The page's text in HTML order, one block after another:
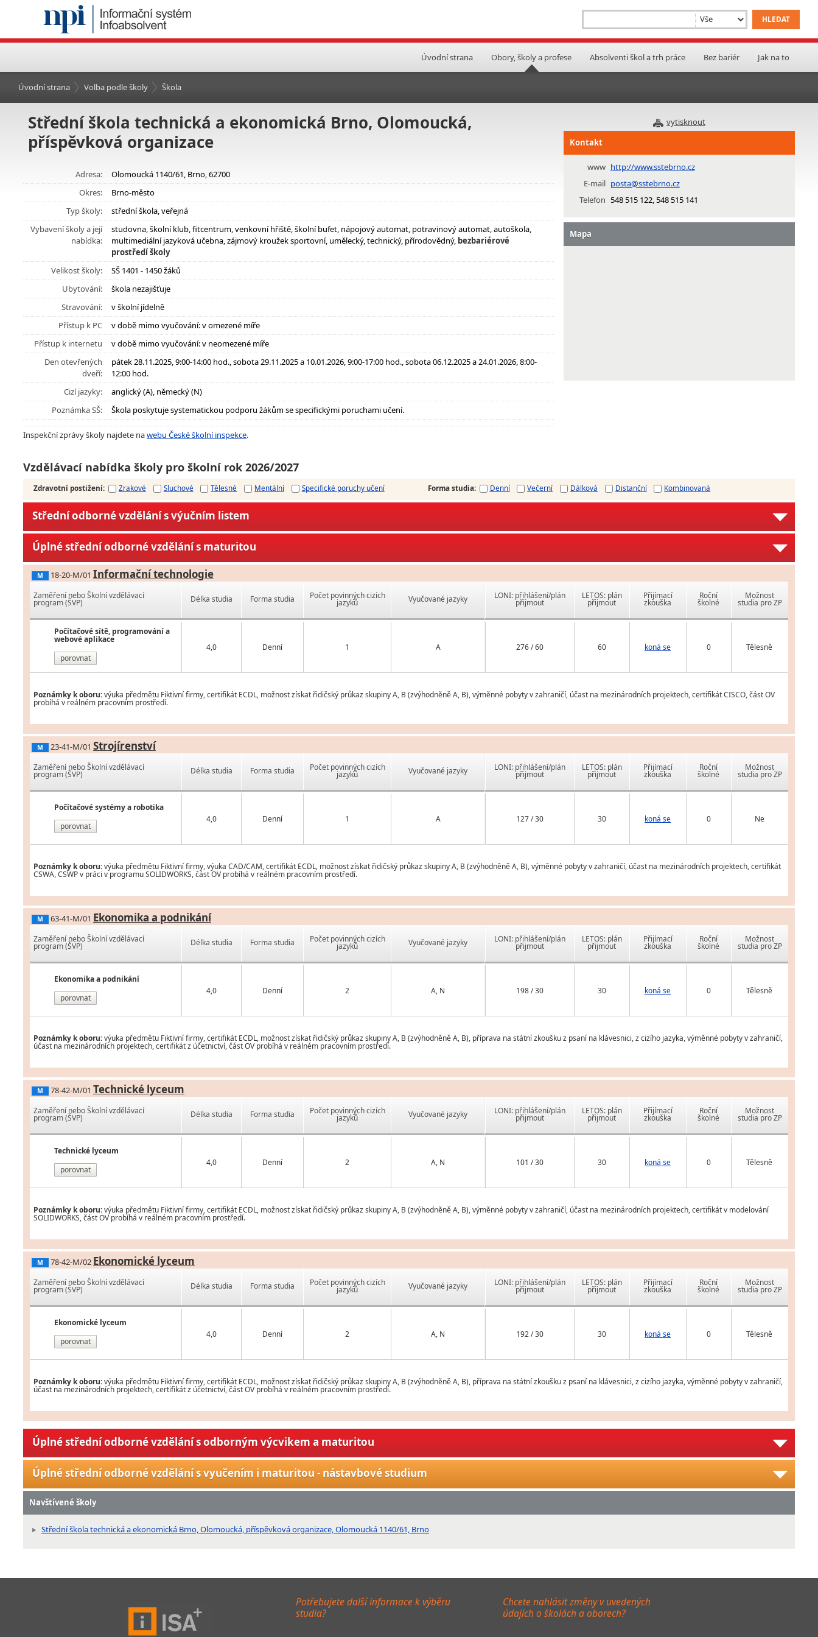
Úvodní strana Obory, školy a profese Absolventi škol a trh práce Bez bariér Jak na to
Úvodní strana Volba podle školy Škola
vytisknout
Střední škola technická a ekonomická Brno, Olomoucká,
příspěvková organizace
Adresa:
Olomoucká 1140/61, Brno, 62700
Okres:
Brno-město
Typ školy:
střední škola, veřejná
Vybavení školy a její
nabídka:
studovna, školní klub, fitcentrum, venkovní hřiště, školní bufet, nápojový automat, potravinový automat, autoškola,
multimediální jazyková učebna, zájmový kroužek sportovní, umělecký, technický, přírodovědný, bezbariérové
prostředí školy
Velikost školy:
SŠ 1401 - 1450 žáků
Ubytování:
škola nezajišťuje
Stravování:
v školní jídelně
Přístup k PC
v době mimo vyučování: v omezené míře
Přístup k internetu
v době mimo vyučování: v neomezené míře
Den otevřených
dveří:
pátek 28.11.2025, 9:00-14:00 hod., sobota 29.11.2025 a 10.01.2026, 9:00-17:00 hod., sobota 06.12.2025 a 24.01.2026, 8:00-
12:00 hod.
Cizí jazyky:
anglický (A), německý (N)
Poznámka SŠ:
Škola poskytuje systematickou podporu žákům se specifickými poruchami učení.
Inspekční zprávy školy najdete nawebu České školní inspekce.
Kontakt
www http://www.sstebrno.cz
E-mail posta@sstebrno.cz
Telefon 548 515 122, 548 515 141
Mapa
Vzdělávací nabídka školy pro školní rok 2026/2027
Zdravotní postižení: Zrakové Sluchové Tělesné Mentální Specifické poruchy učení Forma studia: Denní Večerní Dálková Distanční Kombinovaná
Střední odborné vzdělání s výučním listem
Úplné střední odborné vzdělání s maturitou
M 18-20-M/01 Informační technologie
Zaměření nebo Školní vzdělávací
program (ŠVP)
Počítačové sítě, programování a
webové aplikace
porovnat
Délka studia Forma studia Počet povinných cizích
jazyků Vyučované jazyky
4,0 Denní 1 A
LONI: přihlášení/plán
přijmout
LETOS: plán
přijmout
Přijímací
zkouška
Roční
školné
Možnost
studia pro ZP
276 / 60 60 koná se 0 Tělesně
Poznámky k oboru:výuka předmětu Fiktivní firmy, certifikát ECDL, možnost získat řidičský průkaz skupiny A, B (zvýhodněně A, B), výměnné pobyty v zahraničí, účast na mezinárodních projektech, certifikát CISCO, část OV
probíhá v reálném pracovním prostředí.
M 23-41-M/01 Strojírenství
Zaměření nebo Školní vzdělávací
program (ŠVP)
Počítačové systémy a robotika
porovnat
Délka studia Forma studia Počet povinných cizích
jazyků Vyučované jazyky
4,0 Denní 1 A
LONI: přihlášení/plán
přijmout
LETOS: plán
přijmout
Přijímací
zkouška
Roční
školné
Možnost
studia pro ZP
127 / 30 30 koná se 0 Ne
Poznámky k oboru:výuka předmětu Fiktivní firmy, výuka CAD/CAM, certifikát ECDL, možnost získat řidičský průkaz skupiny A, B (zvýhodněně A, B), výměnné pobyty v zahraničí, účast na mezinárodních projektech, certifikát
CSWA, CSWP v práci v programu SOLIDWORKS, část OV probíhá v reálném pracovním prostředí.
M 63-41-M/01 Ekonomika a podnikání
Zaměření nebo Školní vzdělávací
program (ŠVP)
Ekonomika a podnikání
porovnat
Délka studia Forma studia Počet povinných cizích
jazyků Vyučované jazyky
4,0 Denní 2 A, N
LONI: přihlášení/plán
přijmout
LETOS: plán
přijmout
Přijímací
zkouška
Roční
školné
Možnost
studia pro ZP
198 / 30 30 koná se 0 Tělesně
Poznámky k oboru:výuka předmětu Fiktivní firmy, certifikát ECDL, možnost získat řidičský průkaz skupiny A, B (zvýhodněně A, B), příprava na státní zkoušku z psaní na klávesnici, z cizího jazyka, výměnné pobyty v zahraničí,
účast na mezinárodních projektech, certifikát z účetnictví, část OV probíhá v reálném pracovním prostředí.
M 78-42-M/01 Technické lyceum
Zaměření nebo Školní vzdělávací
program (ŠVP)
Technické lyceum
porovnat
Délka studia Forma studia Počet povinných cizích
jazyků Vyučované jazyky
4,0 Denní 2 A, N
LONI: přihlášení/plán
přijmout
LETOS: plán
přijmout
Přijímací
zkouška
Roční
školné
Možnost
studia pro ZP
101 / 30 30 koná se 0 Tělesně
Poznámky k oboru:výuka předmětu Fiktivní firmy, certifikát ECDL, možnost získat řidičský průkaz skupiny A, B (zvýhodněně A, B), výměnné pobyty v zahraničí, účast na mezinárodních projektech, certifikát v modelování
SOLIDWORKS, část OV probíhá v reálném pracovním prostředí.
M 78-42-M/02 Ekonomické lyceum
Zaměření nebo Školní vzdělávací
program (ŠVP)
Ekonomické lyceum
porovnat
Délka studia Forma studia Počet povinných cizích
jazyků Vyučované jazyky
4,0 Denní 2 A, N
LONI: přihlášení/plán
přijmout
LETOS: plán
přijmout
Přijímací
zkouška
Roční
školné
Možnost
studia pro ZP
192 / 30 30 koná se 0 Tělesně
Poznámky k oboru:výuka předmětu Fiktivní firmy, certifikát ECDL, možnost získat řidičský průkaz skupiny A, B (zvýhodněně A, B), příprava na státní zkoušku z psaní na klávesnici, z cizího jazyka, výměnné pobyty v zahraničí,
účast na mezinárodních projektech, certifikát z účetnictví, část OV probíhá v reálném pracovním prostředí.
Úplné střední odborné vzdělání s odborným výcvikem a maturitou
Úplné střední odborné vzdělání s vyučením i maturitou - nástavbové studium
Navštívené školy
Střední škola technická a ekonomická Brno, Olomoucká, příspěvková organizace, Olomoucká 1140/61, Brno
Potřebujete další informace k výběru
studia?
Chcete nahlásit změny v uvedených
údajích o školách a oborech?